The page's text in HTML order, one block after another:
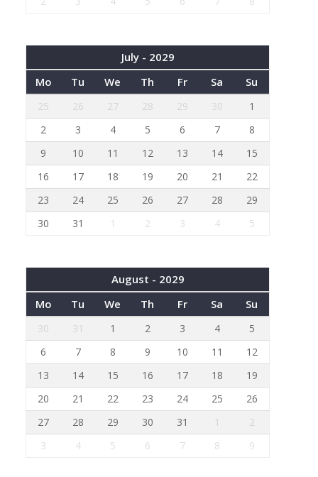
July - 2029
Mo
Tu We Th Fr Sa Su
25 26 27 28 29 30
1
2
3 4 5 6 7
8
9
10 11 12 13 14
15
16
17 18 19 20 21
22
23
24 25 26 27 28
29
30
31 1 2 3 4 5
August - 2029
Mo
Tu We Th Fr Sa Su
30 31 1 2 3 4
5
6
7 8 9 10 11
12
13
14 15 16 17 18
19
20
21 22 23 24 25
26
27
28 29 30 31 1
2
3
4 5 6 7 8 9